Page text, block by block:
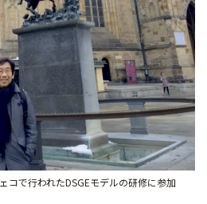
コで行われたDSGEモデルの研修に参加